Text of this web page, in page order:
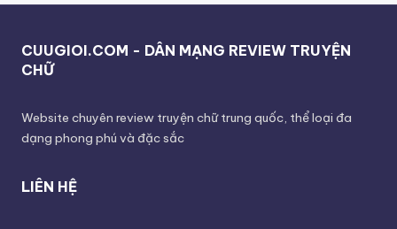
CUUGIOI.COM - DÂN MẠNG REVIEW TRUYỆN
CHỮ
Website chuyên review truyện chữ trung quốc, thể loại đa
dạng phong phú và đặc sắc
LIÊN HỆ